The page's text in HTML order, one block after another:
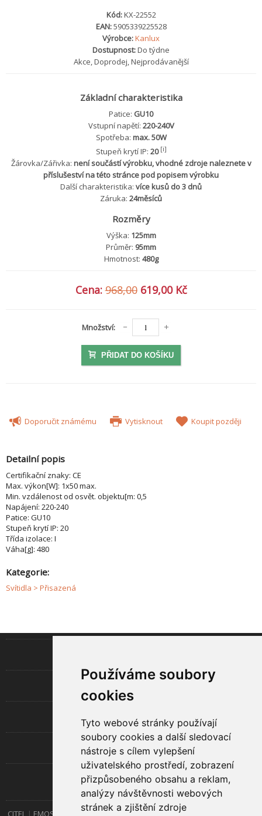
Používáme soubory
cookies
Tyto webové stránky používají
soubory cookies a další sledovací
nástroje s cílem vylepšení
uživatelského prostředí, zobrazení
přizpůsobeného obsahu a reklam,
analýzy návštěvnosti webových
stránek a zjištění zdroje
Kód:KX-22552
EAN:5905339225528
Výrobce:Kanlux
Dostupnost:Do týdne
Akce, Doprodej, Nejprodávanější
Základní charakteristika
Patice: GU10
Vstupní napětí: 220-240V
Spotřeba: max. 50W
Stupeň krytí IP: 20 [i]
Žárovka/Zářivka: není součástí výrobku, vhodné zdroje naleznete v
příslušeství na této stránce pod popisem výrobku
Další charakteristika: více kusů do 3 dnů
Záruka: 24měsíců
Rozměry
Výška: 125mm
Průměr: 95mm
Hmotnost: 480g
Cena:968,00 619,00 Kč
Množství:
PŘIDAT DO KOŠÍKU
Doporučit známému Vytisknout Koupit později
Detailní popis
Certifikační znaky: CE
Max. výkon[W]: 1x50 max.
Min. vzdálenost od osvět. objektu[m: 0,5
Napájení: 220-240
Patice: GU10
Stupeň krytí IP: 20
Třída izolace: I
Váha[g]: 480
Kategorie:
Svítidla > Přisazená
UŽITEČNÉ
O SPOLEČNOSTI
RYCHLÝ KONTAKT
CITEL EMOS EMOS Lighting Esolite GP Batteries